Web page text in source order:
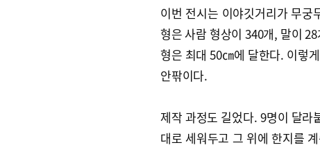
이번 전시는 이야깃거리가 무궁
형은 사람 형상이 340개, 말이
형은 최대 50㎝에 달한다. 이렇
안팎이다.
제작 과정도 길었다. 9명이 달라
대로 세워두고 그 위에 한지를